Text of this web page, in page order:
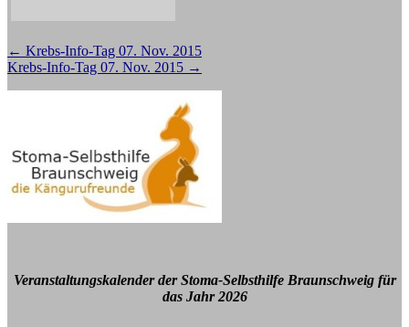
Beitragsnavigation
← Krebs-Info-Tag 07. Nov. 2015
Krebs-Info-Tag 07. Nov. 2015 →
Veranstaltungskalender der Stoma-Selbsthilfe Braunschweig für
das Jahr 2026